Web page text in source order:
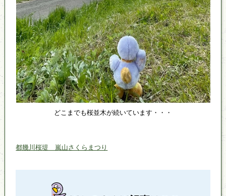
どこまでも桜並木が続いています・・・
都幾川桜堤 嵐山さくらまつり